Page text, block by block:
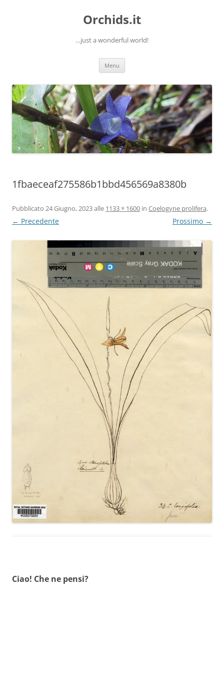
Orchids.it
…just a wonderful world!
Menu
1fbaeceaf275586b1bbd456569a8380b
Pubblicato 24 Giugno, 2023alle 1133 × 1600 in Coelogyne prolifera.
← Precedente Prossimo →
Ciao! Che ne pensi?